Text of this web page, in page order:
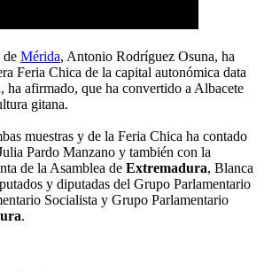
de Mérida, Antonio Rodríguez Osuna, ha
Feria Chica de la capital autonómica data
ha afirmado, que ha convertido a Albacete
gitana.
muestras y de la Feria Chica ha contado
Pardo Manzano y también con la
de la Asamblea de Extremadura, Blanca
y diputadas del Grupo Parlamentario
Socialista y Grupo Parlamentario
.